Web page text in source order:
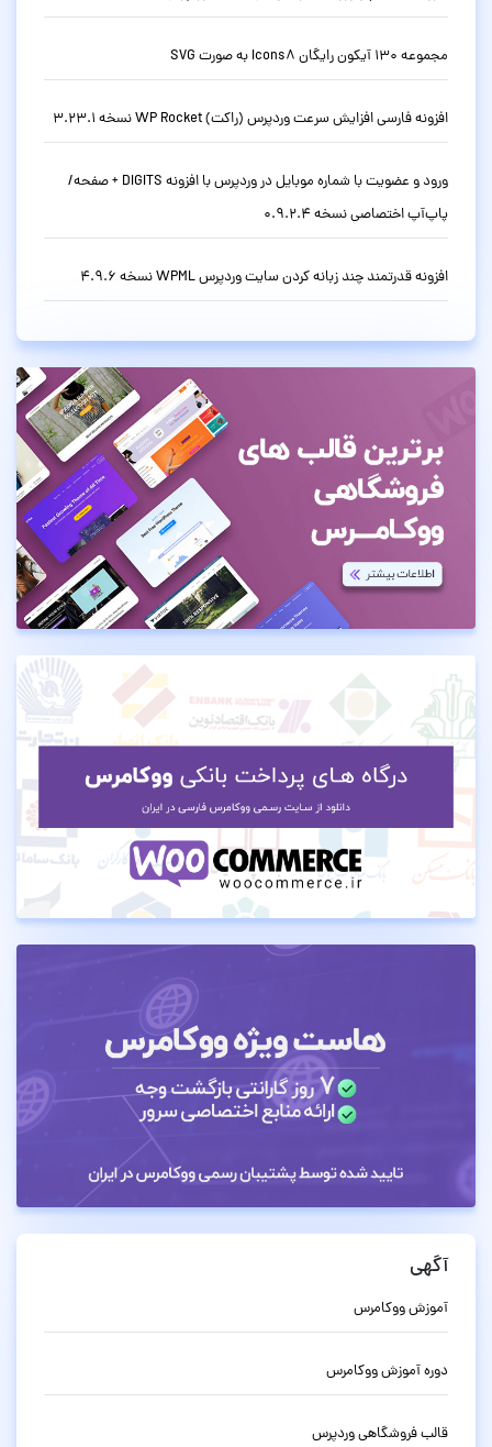
مجموعه 130 آیکون رایگان Icons8 به صورت SVG
افزونه فارسی افزایش سرعت وردپرس (راکت) WP Rocket نسخه 3.23.1
ورود و عضویت با شماره موبایل در وردپرس با افزونه DIGITS + صفحه/
پاپ‌آپ اختصاصی نسخه 0.9.2.4
افزونه قدرتمند چند زبانه کردن سایت وردپرس WPML نسخه 4.9.6
آگهی
آموزش ووکامرس
دوره آموزش ووکامرس
قالب فروشگاهی وردپرس